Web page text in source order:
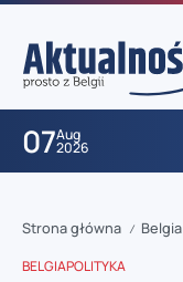
07Aug
2026
Strona główna / Belgia
BELGIAPOLITYKA